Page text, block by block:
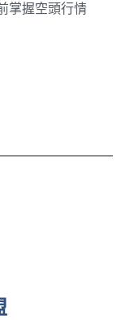
掌握空頭行情